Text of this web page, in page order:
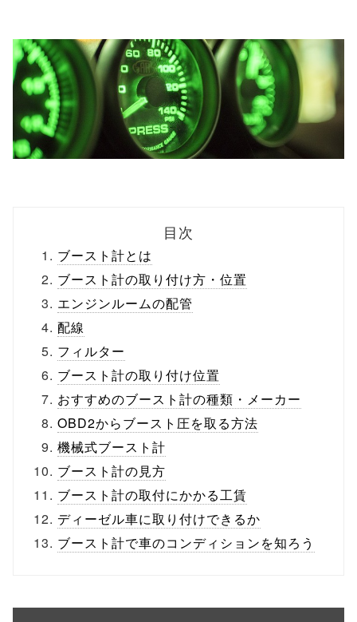
目次
ブースト計とは
ブースト計の取り付け方・位置
エンジンルームの配管
配線
フィルター
ブースト計の取り付け位置
おすすめのブースト計の種類・メーカー
OBD2からブースト圧を取る方法
機械式ブースト計
ブースト計の見方
ブースト計の取付にかかる工賃
ディーゼル車に取り付けできるか
ブースト計で車のコンディションを知ろう